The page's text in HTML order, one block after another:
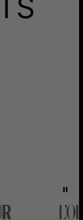
temps de